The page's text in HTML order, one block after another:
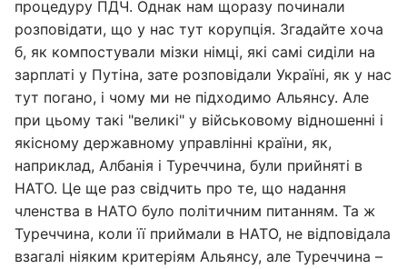
процедуру ПДЧ. Однак нам щоразу починали
розповідати, що у нас тут корупція. Згадайте хоча
б, як компостували мізки німці, які самі сиділи на
зарплаті у Путіна, зате розповідали Україні, як у нас
тут погано, і чому ми не підходимо Альянсу. Але
при цьому такі "великі" у військовому відношенні і
якісному державному управлінні країни, як,
наприклад, Албанія і Туреччина, були прийняті в
НАТО. Це ще раз свідчить про те, що надання
членства в НАТО було політичним питанням. Та ж
Туреччина, коли її приймали в НАТО, не відповідала
взагалі ніяким критеріям Альянсу, але Туреччина –